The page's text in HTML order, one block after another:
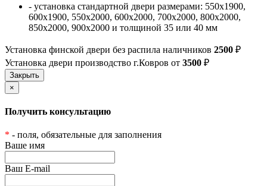
- установка стандартной двери размерами: 550х1900,
600х1900, 550х2000, 600х2000, 700х2000, 800х2000,
850х2000, 900х2000 и толщиной 35 или 40 мм
Установка финской двери без распила наличников 2500 ₽
Установка двери производство г.Ковров от 3500 ₽
×
Получить консультацию
* - поля, обязательные для заполнения
Ваше имя
Ваш E-mail